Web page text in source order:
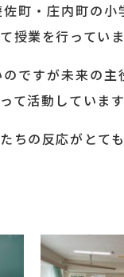
町・庄内町の
授業を行っていま
ですが未来の
て活動しています
ちの反応がとて